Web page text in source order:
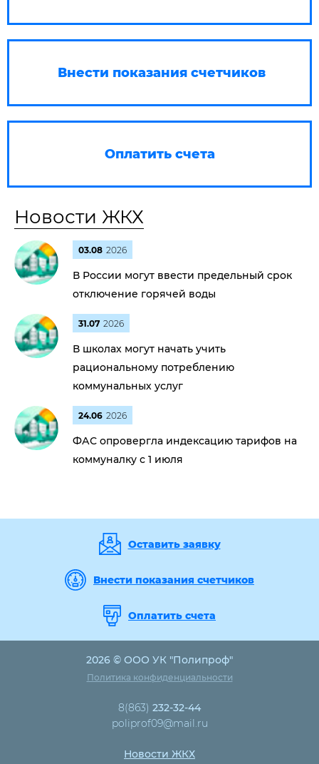
Внести показания счетчиков
Оплатить счета
Новости ЖКХ
03.08 2026
В России могут ввести предельный срок
отключение горячей воды
31.07 2026
В школах могут начать учить
рациональному потреблению
коммунальных услуг
24.06 2026
ФАС опровергла индексацию тарифов на
коммуналку с 1 июля
Оставить заявку
Внести показания счетчиков
Оплатить счета
2026 © ООО УК "Полипроф"
Политика конфиденциальности
8(863) 232-32-44
poliprof09@mail.ru
Новости ЖКХ